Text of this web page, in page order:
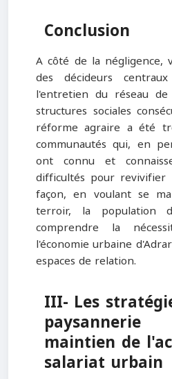
Conclusion
A côté de la négligence,
des décideurs
l'entretien du réseau
structures sociales
réforme agraire a été
communautés qui, en
ont connu et
difficultés pour revivifier
façon, en voulant se
terroir, la
comprendre la
l'économie urbaine
espaces de relation.
III- Les
maintien de
salariat urbain